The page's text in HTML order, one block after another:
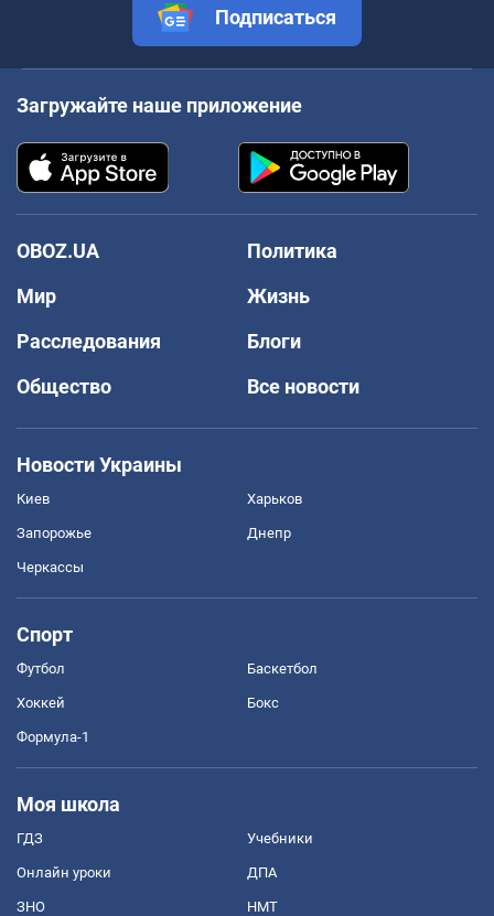
Подписаться
Загружайте наше приложение
OBOZ.UA
Политика
Мир
Жизнь
Расследования
Блоги
Общество
Все новости
Новости Украины
Киев Харьков
Запорожье Днепр
Черкассы
Спорт
Футбол Баскетбол
Хоккей Бокс
Формула-1
Моя школа
ГДЗ Учебники
Онлайн уроки ДПА
ЗНО НМТ